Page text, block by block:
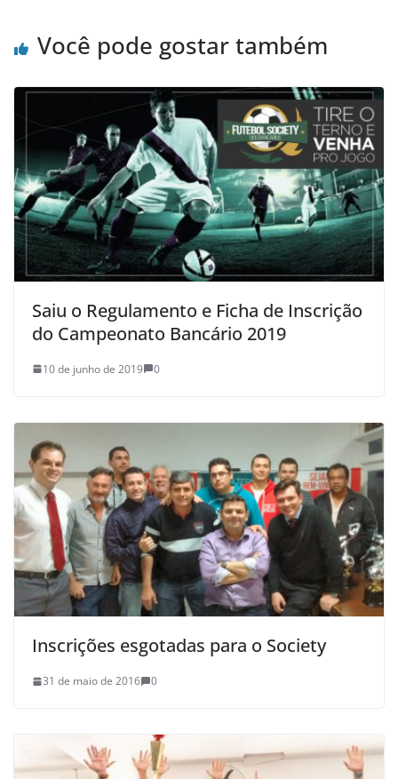
Você pode gostar também
Saiu o Regulamento e Ficha de Inscrição
do Campeonato Bancário 2019
10 de junho de 2019 0
Inscrições esgotadas para o Society
31 de maio de 2016 0